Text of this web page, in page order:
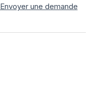
Envoyer une demande